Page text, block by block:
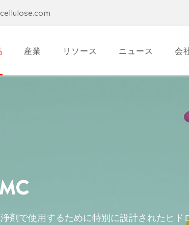
産業 リソース ニュース 会
剤で使用するために特別に設計されたヒド